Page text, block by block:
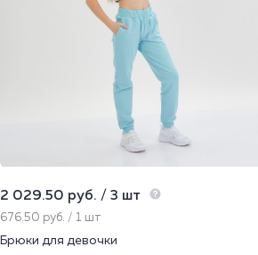
2 029.50 руб. / 3 шт
676.50 руб. / 1 шт
Брюки для девочки